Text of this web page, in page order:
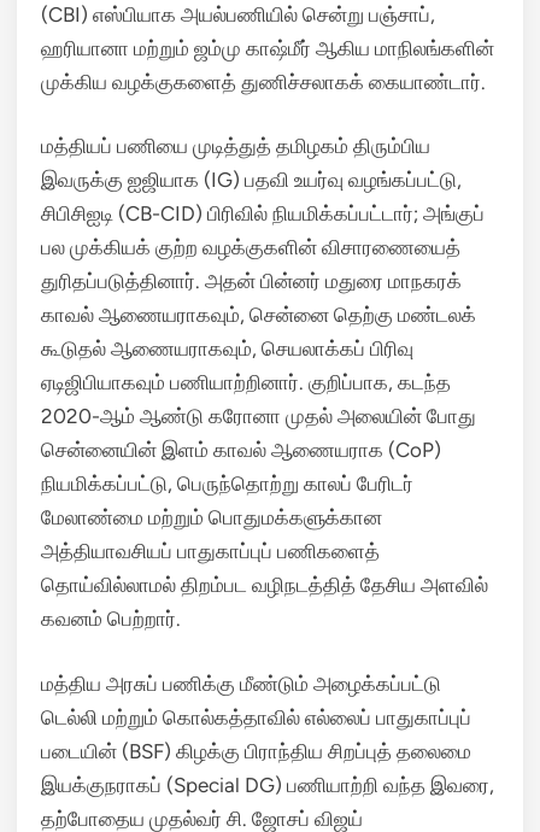
(CBI) எஸ்பியாக அயல்பணியில் சென்று பஞ்சாப்,
ஹரியானா மற்றும் ஜம்மு காஷ்மீர் ஆகிய மாநிலங்களின்
முக்கிய வழக்குகளைத் துணிச்சலாகக் கையாண்டார்.
மத்தியப் பணியை முடித்துத் தமிழகம் திரும்பிய
இவருக்கு ஐஜியாக (IG) பதவி உயர்வு வழங்கப்பட்டு,
சிபிசிஐடி (CB-CID) பிரிவில் நியமிக்கப்பட்டார்; அங்குப்
பல முக்கியக் குற்ற வழக்குகளின் விசாரணையைத்
துரிதப்படுத்தினார். அதன் பின்னர் மதுரை மாநகரக்
காவல் ஆணையராகவும், சென்னை தெற்கு மண்டலக்
கூடுதல் ஆணையராகவும், செயலாக்கப் பிரிவு
ஏடிஜிபியாகவும் பணியாற்றினார். குறிப்பாக, கடந்த
2020-ஆம் ஆண்டு கரோனா முதல் அலையின் போது
சென்னையின் இளம் காவல் ஆணையராக (CoP)
நியமிக்கப்பட்டு, பெருந்தொற்று காலப் பேரிடர்
மேலாண்மை மற்றும் பொதுமக்களுக்கான
அத்தியாவசியப் பாதுகாப்புப் பணிகளைத்
தொய்வில்லாமல் திறம்பட வழிநடத்தித் தேசிய அளவில்
கவனம் பெற்றார்.
மத்திய அரசுப் பணிக்கு மீண்டும் அழைக்கப்பட்டு
டெல்லி மற்றும் கொல்கத்தாவில் எல்லைப் பாதுகாப்புப்
படையின் (BSF) கிழக்கு பிராந்திய சிறப்புத் தலைமை
இயக்குநராகப் (Special DG) பணியாற்றி வந்த இவரை,
தற்போதைய முதல்வர் சி. ஜோசப் விஜய்